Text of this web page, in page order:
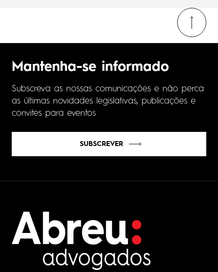
Mantenha-se informado
Subscreva as nossas comunicações e não perca
as últimas novidades legislativas, publicações e
convites para eventos
SUBSCREVER